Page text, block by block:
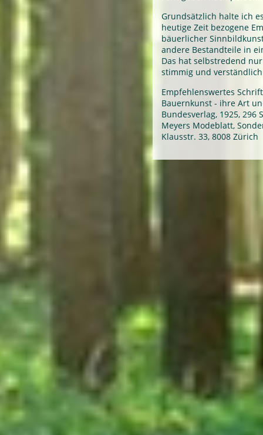
Grundsätzlich halte ich
heutige Zeit bezogene
bäuerlicher
andere Bestandteile in
Das hat selbstredend
stimmig und
Empfehlenswertes
Bauernkunst - ihre Art
Bundesverlag, 1925, 296
Meyers Modeblatt,
Klausstr. 33, 8008 Zürich